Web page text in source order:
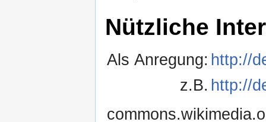
Nützliche
Als Anregung:
z.B.
http://
http://